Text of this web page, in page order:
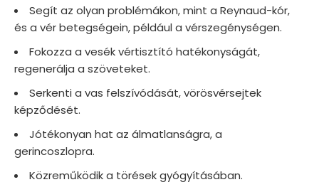
Segít az olyan problémákon, mint a Reynaud-kór,
és a vér betegségein, például a vérszegénységen.
Fokozza a vesék vértisztító hatékonyságát,
regenerálja a szöveteket.
Serkenti a vas felszívódását, vörösvérsejtek
képződését.
Jótékonyan hat az álmatlanságra, a
gerincoszlopra.
Közreműködik a törések gyógyításában.